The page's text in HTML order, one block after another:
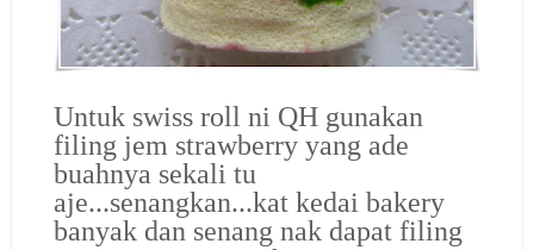
Untuk swiss roll ni QH gunakan
filing jem strawberry yang ade
buahnya sekali tu
aje...senangkan...kat kedai bakery
banyak dan senang nak dapat filing